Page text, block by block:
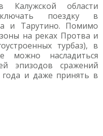
области
поездку в
и Тарутино. Помимо
на реках Протва и
турбаз), в
можно насладиться
эпизодов сражений
и даже принять в